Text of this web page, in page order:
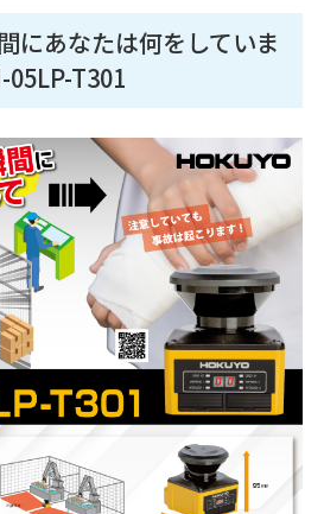
にあなたは何をしていま
T301